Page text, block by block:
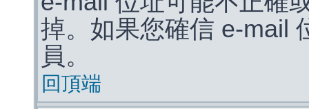
掉。如果您確信 e-mail
員。
回頂端